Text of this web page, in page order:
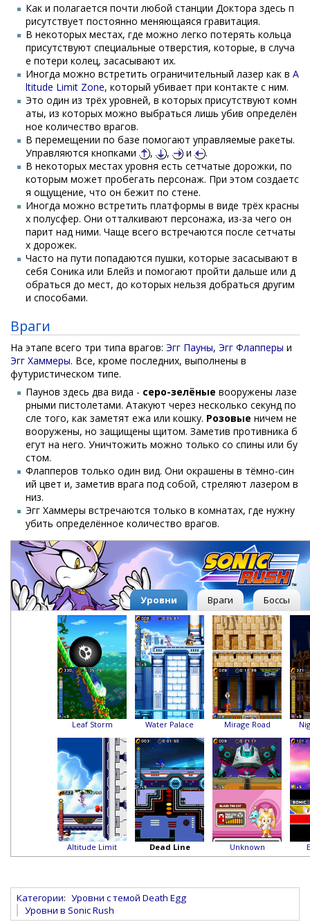
Как и полагается почти любой станции Доктора здесь п
рисутствует постоянно меняющаяся гравитация.
В некоторых местах, где можно легко потерять кольца
присутствуют специальные отверстия, которые, в случа
е потери колец, засасывают их.
Иногда можно встретить ограничительный лазер как вA
ltitude Limit Zone, который убивает при контакте с ним.
Это один из трёх уровней, в которых присутствуют комн
аты, из которых можно выбраться лишь убив определён
ное количество врагов.
В перемещении по базе помогают управляемые ракеты.
Управляются кнопками
, , и
.
В некоторых местах уровня есть сетчатые дорожки, по
которым может пробегать персонаж. При этом создаетс
я ощущение, что он бежит по стене.
Иногда можно встретить платформы в виде трёх красны
х полусфер. Они отталкивают персонажа, из-за чего он
парит над ними. Чаще всего встречаются после сетчаты
х дорожек.
Часто на пути попадаются пушки, которые засасывают в
себя Соника или Блейз и помогают пройти дальше или д
обраться до мест, до которых нельзя добраться другим
и способами.
Враги
На этапе всего три типа врагов: Эгг Пауны, Эгг Флапперы и
Эгг Хаммеры. Все, кроме последних, выполнены в
футуристическом типе.
Паунов здесь два вида - серо-зелёные вооружены лазе
рными пистолетами. Атакуют через несколько секунд по
сле того, как заметят ежа или кошку. Розовые ничем не
вооружены, но защищены щитом. Заметив противника б
егут на него. Уничтожить можно только со спины или бу
стом.
Флапперов только один вид. Они окрашены в тёмно-син
ий цвет и, заметив врага под собой, стреляют лазером в
низ.
Эгг Хаммеры встречаются только в комнатах, где нужну
убить определённое количество врагов.
Уровни Враги Боссы
Leaf Storm Water Palace Mirage Road
Altitude Limit Dead Line Unknown
Категории: Уровни с темой Death Egg
Уровни в Sonic Rush